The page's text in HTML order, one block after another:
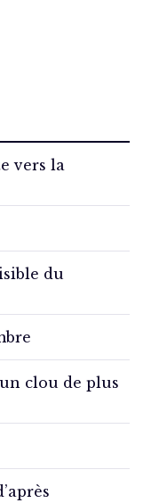
vers la
du
clou de plus